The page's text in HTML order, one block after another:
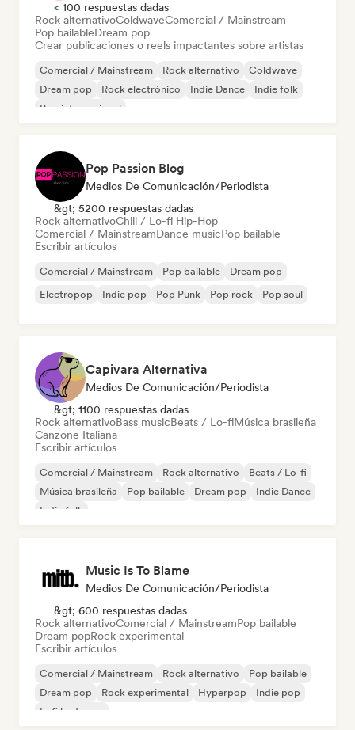
< 100 respuestas dadas
Rock alternativoColdwaveComercial / Mainstream
Pop bailableDream pop
Crear publicaciones o reels impactantes sobre artistas
Comercial / Mainstream Rock alternativo
Coldwave
Dream pop
Rock electrónico Indie Dance
Indie folk
Pop internacional
Pop Passion Blog
Medios De Comunicación/Periodista
&gt; 5200 respuestas dadas
Rock alternativoChill / Lo-fi Hip-Hop
Comercial / MainstreamDance musicPop bailable
Escribir artículos
Comercial / Mainstream Pop bailable
Dream pop
Electropop
Indie pop Pop Punk Pop rock Pop soul
Capivara Alternativa
Medios De Comunicación/Periodista
&gt; 1100 respuestas dadas
Rock alternativoBass musicBeats / Lo-fiMúsica brasileña
Canzone Italiana
Escribir artículos
Comercial / Mainstream Rock alternativo
Beats / Lo-fi
Música brasileña
Pop bailable Dream pop
Indie Dance
Indie folk
Music Is To Blame
Medios De Comunicación/Periodista
&gt; 600 respuestas dadas
Rock alternativoComercial / MainstreamPop bailable
Dream popRock experimental
Escribir artículos
Comercial / Mainstream Rock alternativo
Pop bailable
Dream pop
Rock experimental Hyperpop
Indie pop
Lofi bedroom